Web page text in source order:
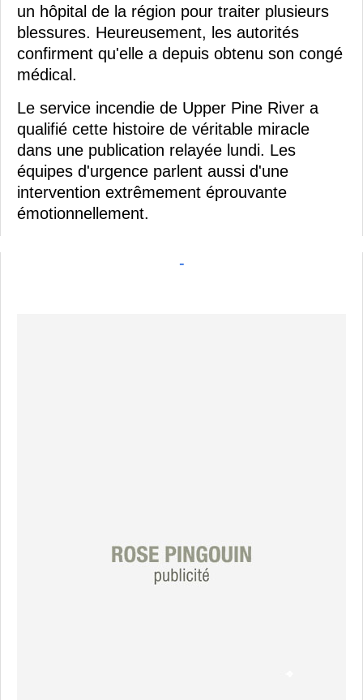
un hôpital de la région pour traiter plusieurs
blessures. Heureusement, les autorités
confirment qu'elle a depuis obtenu son congé
médical.
Le service incendie de Upper Pine River a
qualifié cette histoire de véritable miracle
dans une publication relayée lundi. Les
équipes d'urgence parlent aussi d'une
intervention extrêmement éprouvante
émotionnellement.
-